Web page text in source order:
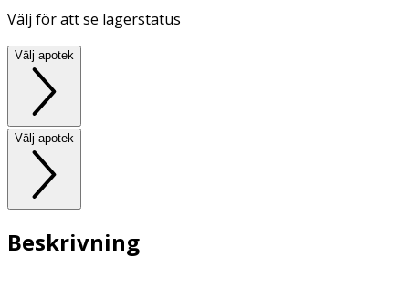
Välj för att se lagerstatus
Välj apotek
Välj apotek
Beskrivning